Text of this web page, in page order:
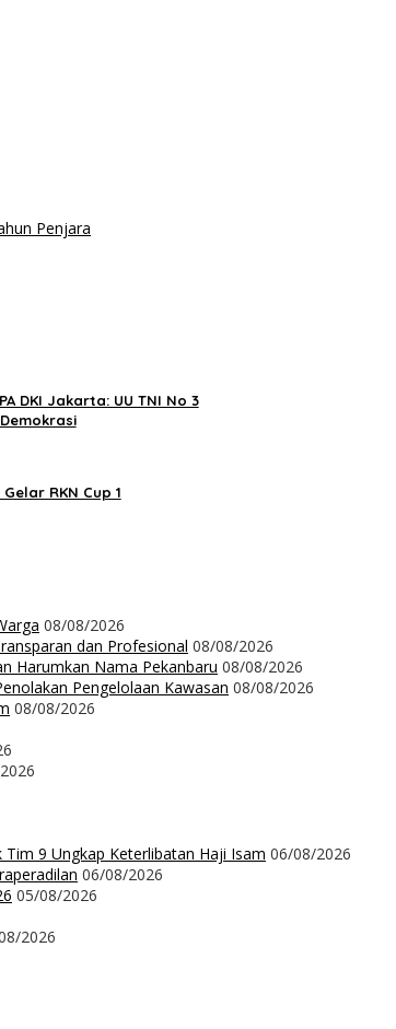
Penjara
DKI Jakarta: UU TNI No 3
RKN Cup 1
08/08/2026
dan Profesional 08/08/2026
Harumkan Nama Pekanbaru 08/08/2026
Pengelolaan Kawasan 08/08/2026
08/08/2026
Tim 9 Ungkap Keterlibatan Haji Isam 06/08/2026
06/08/2026
05/08/2026
2026